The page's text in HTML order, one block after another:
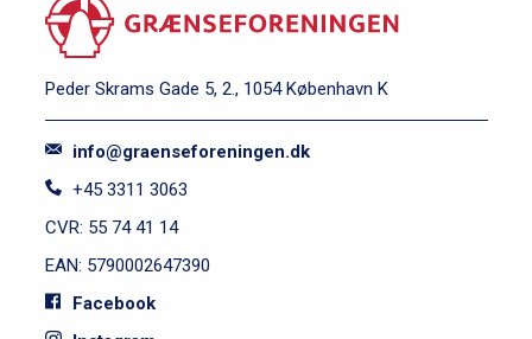
Peder Skrams Gade 5, 2., 1054 København K
info@graenseforeningen.dk
+45 3311 3063
CVR: 55 74 41 14
EAN: 5790002647390
Facebook